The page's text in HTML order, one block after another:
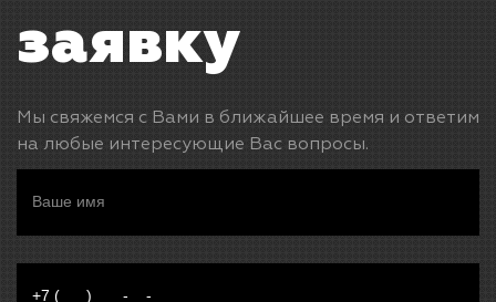
заявку
Мы свяжемся с Вами в ближайшее время и ответим
на любые интересующие Вас вопросы.